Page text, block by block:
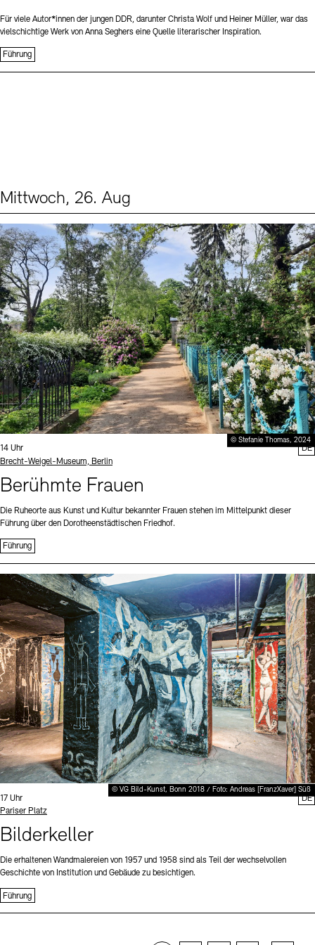
Für viele Autor*innen der jungen DDR, darunter Christa Wolf und Heiner Müller, war das
vielschichtige Werk von Anna Seghers eine Quelle literarischer Inspiration.
Führung
Mittwoch, 26. Aug
© Stefanie Thomas, 2024
Uhrzeit:
14 Uhr
Standort
Brecht-Weigel-Museum, Berlin
Berühmte Frauen
Die Ruheorte aus Kunst und Kultur bekannter Frauen stehen im Mittelpunkt dieser
Führung über den Dorotheenstädtischen Friedhof.
Führung
DE
© VG Bild-Kunst, Bonn 2018 / Foto: Andreas [FranzXaver] Süß
Uhrzeit:
17 Uhr
Standort
Pariser Platz
Bilderkeller
Die erhaltenen Wandmalereien von 1957 und 1958 sind als Teil der wechselvollen
Geschichte von Institution und Gebäude zu besichtigen.
Führung
DE